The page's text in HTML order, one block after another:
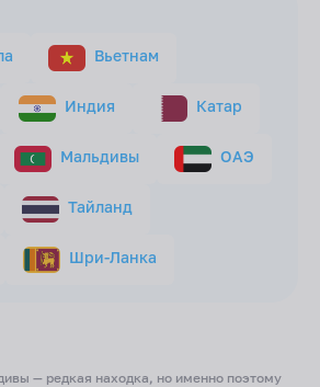
Вьетнам
Индия Катар
Мальдивы ОАЭ
Тайланд
Шри-Ланка
— редкая находка, но именно поэтому